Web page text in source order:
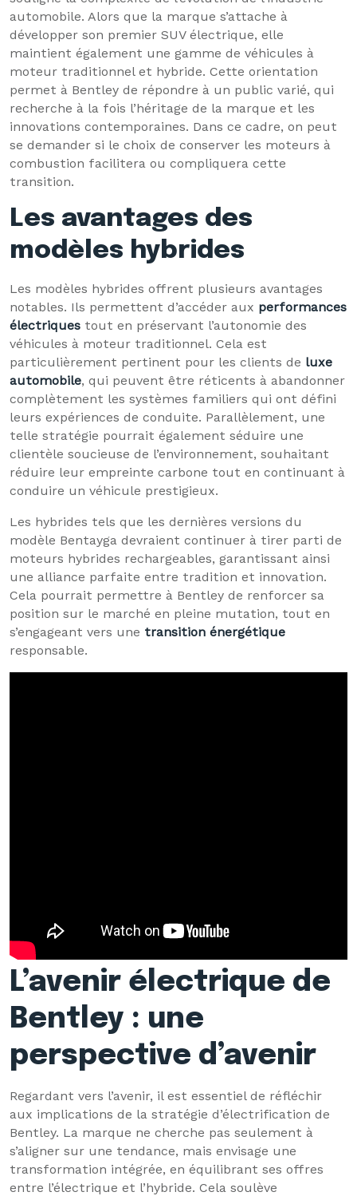
automobile. Alors que la marque s’attache à
développer son premier SUV électrique, elle
maintient également une gamme de véhicules à
moteur traditionnel et hybride. Cette orientation
permet à Bentley de répondre à un public varié, qui
recherche à la fois l’héritage de la marque et les
innovations contemporaines. Dans ce cadre, on peut
se demander si le choix de conserver les moteurs à
combustion facilitera ou compliquera cette
transition.
Les avantages des
modèles hybrides
Les modèles hybrides offrent plusieurs avantages
notables. Ils permettent d’accéder aux performances
électriques tout en préservant l’autonomie des
véhicules à moteur traditionnel. Cela est
particulièrement pertinent pour les clients de luxe
automobile, qui peuvent être réticents à abandonner
complètement les systèmes familiers qui ont défini
leurs expériences de conduite. Parallèlement, une
telle stratégie pourrait également séduire une
clientèle soucieuse de l’environnement, souhaitant
réduire leur empreinte carbone tout en continuant à
conduire un véhicule prestigieux.
Les hybrides tels que les dernières versions du
modèle Bentayga devraient continuer à tirer parti de
moteurs hybrides rechargeables, garantissant ainsi
une alliance parfaite entre tradition et innovation.
Cela pourrait permettre à Bentley de renforcer sa
position sur le marché en pleine mutation, tout en
s’engageant vers une transition énergétique
responsable.
L’avenir électrique de
Bentley : une
perspective d’avenir
Regardant vers l’avenir, il est essentiel de réfléchir
aux implications de la stratégie d’électrification de
Bentley. La marque ne cherche pas seulement à
s’aligner sur une tendance, mais envisage une
transformation intégrée, en équilibrant ses offres
entre l’électrique et l’hybride. Cela soulève